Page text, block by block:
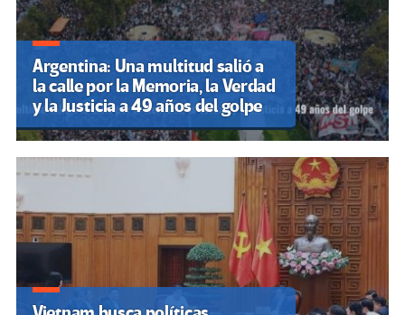
Argentina: Una multitud salió a
la calle por la Memoria, la Verdad
y la Justicia a 49 años del golpe